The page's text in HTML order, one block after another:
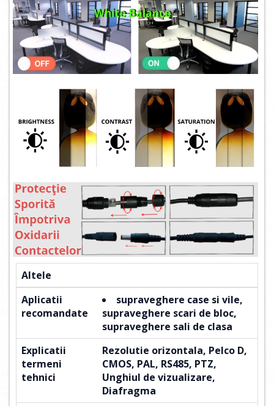
Altele
Aplicatii
recomandate
supraveghere case si vile,
supraveghere scari de bloc,
supraveghere sali de clasa
Explicatii
termeni
tehnici
Rezolutie orizontala, Pelco D,
CMOS, PAL, RS485, PTZ,
Unghiul de vizualizare,
Diafragma